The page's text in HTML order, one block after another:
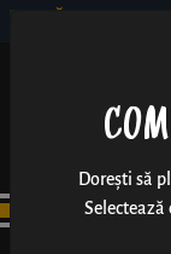
Dorești să